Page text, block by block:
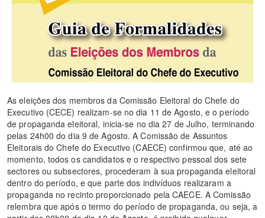
As eleições dos membros da Comissão Eleitoral do Chefe do
Executivo (CECE) realizam-se no dia 11 de Agosto, e o período
de propaganda eleitoral, inicia-se no dia 27 de Julho, terminando
pelas 24h00 do dia 9 de Agosto. A Comissão de Assuntos
Eleitorais do Chefe do Executivo (CAECE) confirmou que, até ao
momento, todos os candidatos e o respectivo pessoal dos sete
sectores ou subsectores, procederam à sua propaganda eleitoral
dentro do período, e que parte dos indivíduos realizaram a
propaganda no recinto proporcionado pela CAECE. A Comissão
relembra que após o termo do período de propaganda, ou seja, a